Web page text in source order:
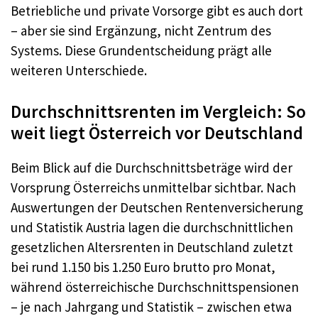
Betriebliche und private Vorsorge gibt es auch dort
– aber sie sind Ergänzung, nicht Zentrum des
Systems. Diese Grundentscheidung prägt alle
weiteren Unterschiede.
Durchschnittsrenten im Vergleich: So
weit liegt Österreich vor Deutschland
Beim Blick auf die Durchschnittsbeträge wird der
Vorsprung Österreichs unmittelbar sichtbar. Nach
Auswertungen der Deutschen Rentenversicherung
und Statistik Austria lagen die durchschnittlichen
gesetzlichen Altersrenten in Deutschland zuletzt
bei rund 1.150 bis 1.250 Euro brutto pro Monat,
während österreichische Durchschnittspensionen
– je nach Jahrgang und Statistik – zwischen etwa